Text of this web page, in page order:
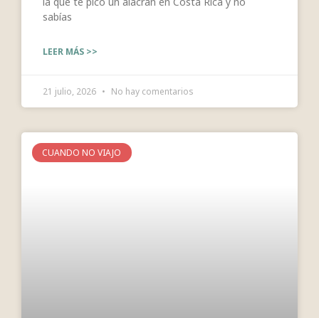
sabías
LEER MÁS >>
21 julio, 2026 No hay comentarios
CUANDO NO VIAJO